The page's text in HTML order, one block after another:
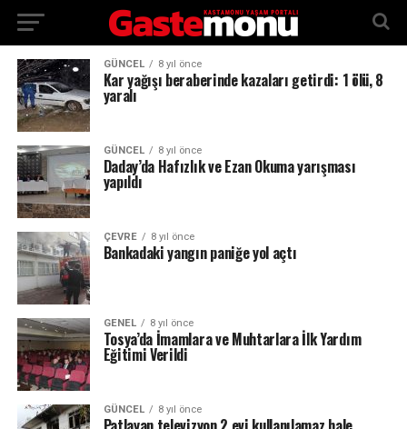
GÜNCEL 8 yıl önce
Kar yağışı beraberinde kazaları getirdi: 1 ölü, 8
yaralı
GÜNCEL 8 yıl önce
Daday’da Hafızlık ve Ezan Okuma yarışması
yapıldı
ÇEVRE 8 yıl önce
Bankadaki yangın paniğe yol açtı
GENEL 8 yıl önce
Tosya’da İmamlara ve Muhtarlara İlk Yardım
Eğitimi Verildi
GÜNCEL 8 yıl önce